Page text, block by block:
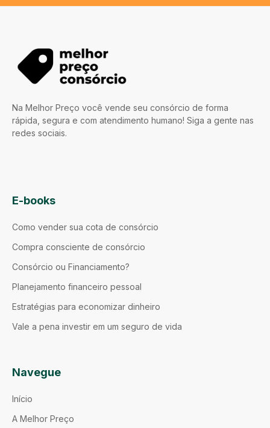
Na Melhor Preço você vende seu consórcio de forma
rápida, segura e com atendimento humano! Siga a gente nas
redes sociais.
E-books
Como vender sua cota de consórcio
Compra consciente de consórcio
Consórcio ou Financiamento?
Planejamento financeiro pessoal
Estratégias para economizar dinheiro
Vale a pena investir em um seguro de vida
Navegue
Início
A Melhor Preço